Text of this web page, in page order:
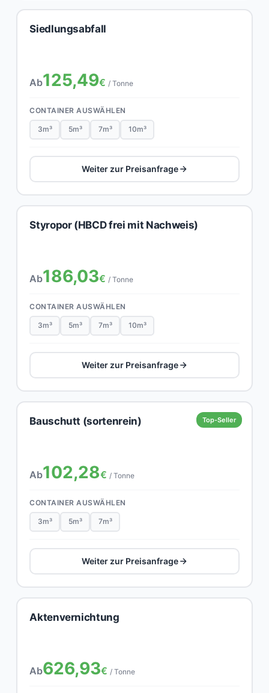
Siedlungsabfall
Ab125,49€ / Tonne
CONTAINER AUSWÄHLEN
3m³ 5m³ 7m³ 10m³
Weiter zur Preisanfrage
Styropor (HBCD frei mit Nachweis)
Ab186,03€ / Tonne
CONTAINER AUSWÄHLEN
3m³ 5m³ 7m³ 10m³
Weiter zur Preisanfrage
Top-Seller
Bauschutt (sortenrein)
Ab102,28€ / Tonne
CONTAINER AUSWÄHLEN
3m³ 5m³ 7m³
Weiter zur Preisanfrage
Aktenvernichtung
Ab626,93€ / Tonne